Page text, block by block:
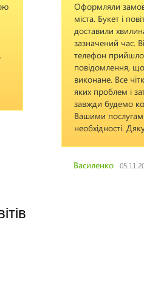
з іншого
повітряні кульки
в хвилину в
Відразу ж на
смс-
що замовлення
чітко, без будь-
і затримок. Тепер